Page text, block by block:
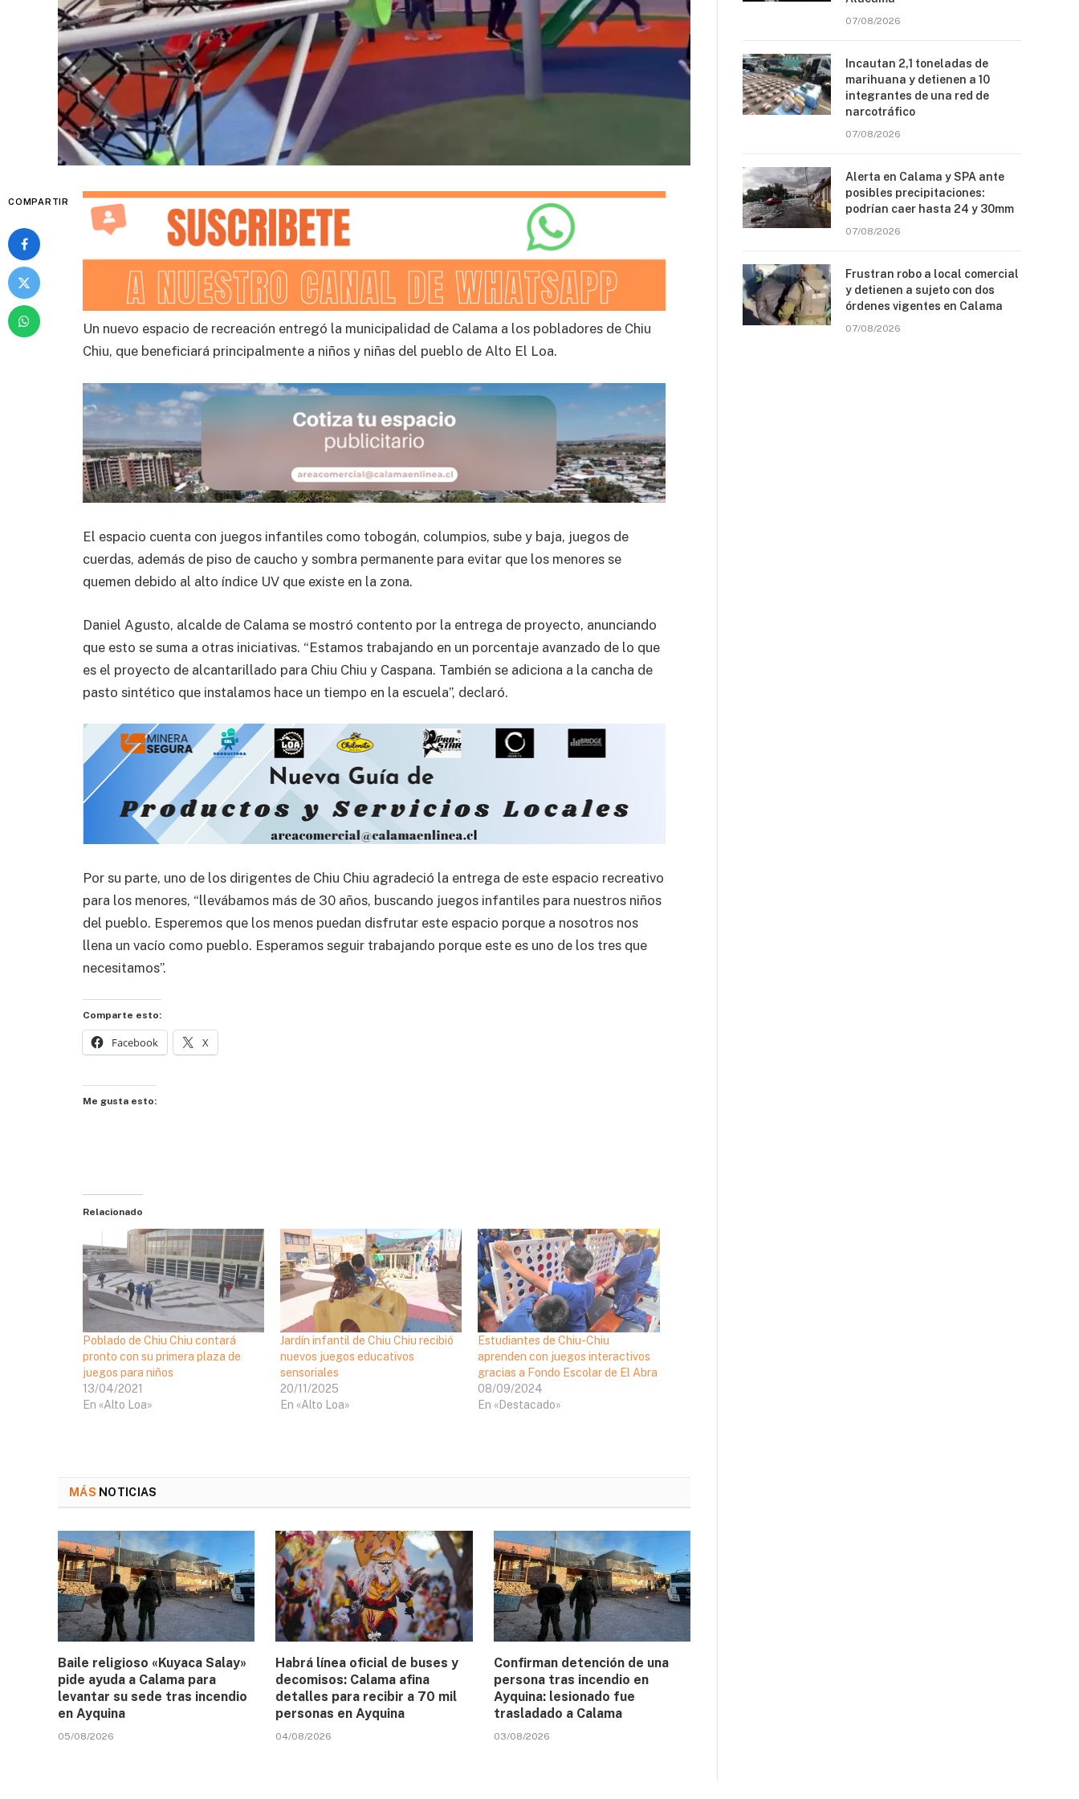
COMPARTIR
Un nuevo espacio de recreación entregó la municipalidad de Calama a los pobladores de Chiu
Chiu, que beneficiará principalmente a niños y niñas del pueblo de Alto El Loa.
El espacio cuenta con juegos infantiles como tobogán, columpios, sube y baja, juegos de
cuerdas, además de piso de caucho y sombra permanente para evitar que los menores se
quemen debido al alto índice UV que existe en la zona.
Daniel Agusto, alcalde de Calama se mostró contento por la entrega de proyecto, anunciando
que esto se suma a otras iniciativas. “Estamos trabajando en un porcentaje avanzado de lo que
es el proyecto de alcantarillado para Chiu Chiu y Caspana. También se adiciona a la cancha de
pasto sintético que instalamos hace un tiempo en la escuela”, declaró.
Por su parte, uno de los dirigentes de Chiu Chiu agradeció la entrega de este espacio recreativo
para los menores, “llevábamos más de 30 años, buscando juegos infantiles para nuestros niños
del pueblo. Esperemos que los menos puedan disfrutar este espacio porque a nosotros nos
llena un vacío como pueblo. Esperamos seguir trabajando porque este es uno de los tres que
necesitamos”.
Comparte esto:
Facebook X
Me gusta esto:
Relacionado
Poblado de Chiu Chiu contará
pronto con su primera plaza de
juegos para niños
13/04/2021
En «Alto Loa»
Jardín infantil de Chiu Chiu recibió
nuevos juegos educativos
sensoriales
20/11/2025
En «Alto Loa»
Estudiantes de Chiu-Chiu
aprenden con juegos interactivos
gracias a Fondo Escolar de El Abra
08/09/2024
En «Destacado»
MÁS NOTICIAS
Baile religioso «Kuyaca Salay»
pide ayuda a Calama para
levantar su sede tras incendio
en Ayquina
05/08/2026
Habrá línea oficial de buses y
decomisos: Calama afina
detalles para recibir a 70 mil
personas en Ayquina
04/08/2026
Confirman detención de una
persona tras incendio en
Ayquina: lesionado fue
trasladado a Calama
03/08/2026
07/08/2026
Incautan 2,1 toneladas de
marihuana y detienen a 10
integrantes de una red de
narcotráfico
07/08/2026
Alerta en Calama y SPA ante
posibles precipitaciones:
podrían caer hasta 24 y 30mm
07/08/2026
Frustran robo a local comercial
y detienen a sujeto con dos
órdenes vigentes en Calama
07/08/2026